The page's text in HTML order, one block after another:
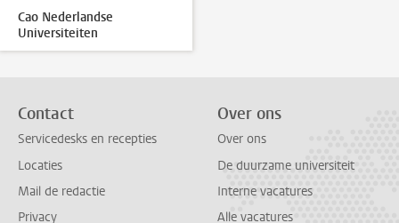
Cao Nederlandse
Universiteiten
Contact
Servicedesks en recepties
Locaties
Mail de redactie
Privacy
Over ons
Over ons
De duurzame universiteit
Interne vacatures
Alle vacatures